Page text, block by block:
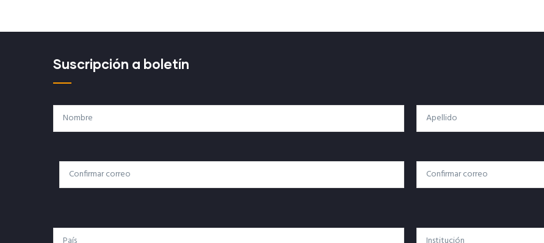
Suscripción a boletín
Nombre Apellido
Correo
Electrónico
Correo Electrónico Confirmar Correo
País Institución